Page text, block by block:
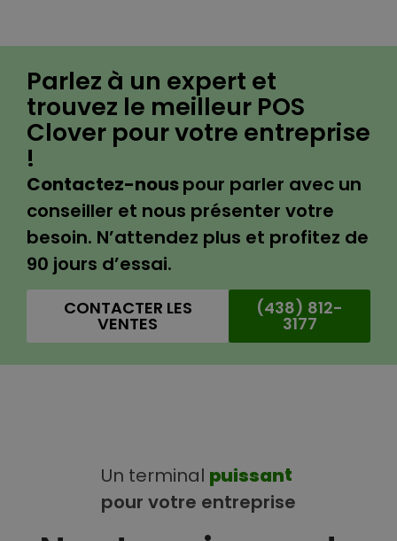
Parlez à un expert et
trouvez le meilleur POS
Clover pour votre entreprise
!
Contactez-nouspour parler avec un
conseiller et nous présenter votre
besoin. N’attendez plus et profitez de
90 jours d’essai.
CONTACTER LES
VENTES
(438) 812-
3177
Un terminal puissant
pour votre entreprise